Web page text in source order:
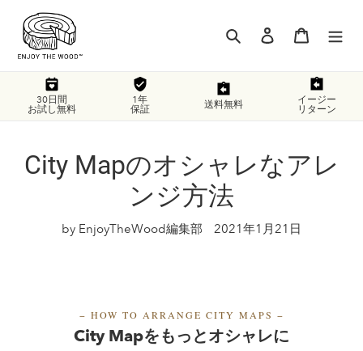
検索 ログインカート
30日間
お試し無料
1年
保証
送料無料
イージー
リターン
City Mapのオシャレなアレ
ンジ方法
by EnjoyTheWood編集部 2021年1月21日
− HOW TO ARRANGE CITY MAPS −
City Mapをもっとオシャレに